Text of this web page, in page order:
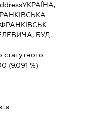
УКРАЇНА,
БУД.
статутного
(9.091 %)